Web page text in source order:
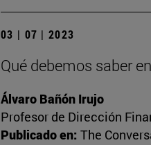
03 | 07 | 2023
Qué debemos saber
Álvaro Bañón Irujo
Profesor de Dirección
Publicado en: The